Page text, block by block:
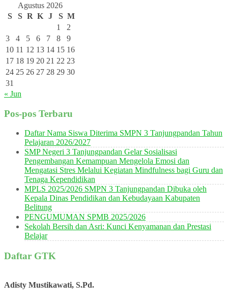
Agustus 2026
S
S R K J S M
1
2
3
4 5 6 7 8
9
10 11 12 13 14 15 16
17 18 19 20 21 22 23
24 25 26 27 28 29 30
31
« Jun
Pos-pos Terbaru
Daftar Nama Siswa Diterima SMPN 3 Tanjungpandan Tahun
Pelajaran 2026/2027
SMP Negeri 3 Tanjungpandan Gelar Sosialisasi
Pengembangan Kemampuan Mengelola Emosi dan
Mengatasi Stres Melalui Kegiatan Mindfulness bagi Guru dan
Tenaga Kependidikan
MPLS 2025/2026 SMPN 3 Tanjungpandan Dibuka oleh
Kepala Dinas Pendidikan dan Kebudayaan Kabupaten
Belitung
PENGUMUMAN SPMB 2025/2026
Sekolah Bersih dan Asri: Kunci Kenyamanan dan Prestasi
Belajar
Daftar GTK
Adisty Mustikawati, S.Pd.